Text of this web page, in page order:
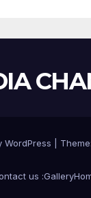
WordPress Theme:
us :Gallery